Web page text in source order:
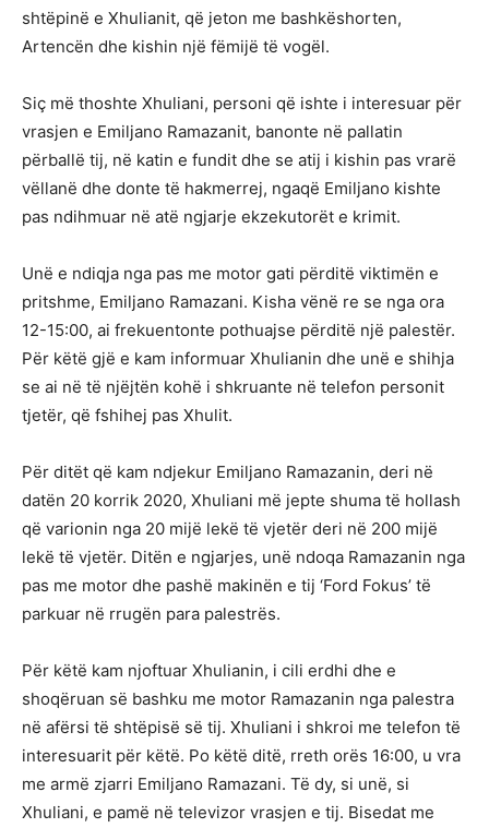
shtëpinë e Xhulianit, që jeton me bashkëshorten,
Artencën dhe kishin një fëmijë të vogël.
Siç më thoshte Xhuliani, personi që ishte i interesuar për
vrasjen e Emiljano Ramazanit, banonte në pallatin
përballë tij, në katin e fundit dhe se atij i kishin pas vrarë
vëllanë dhe donte të hakmerrej, ngaqë Emiljano kishte
pas ndihmuar në atë ngjarje ekzekutorët e krimit.
Unë e ndiqja nga pas me motor gati përditë viktimën e
pritshme, Emiljano Ramazani. Kisha vënë re se nga ora
12-15:00, ai frekuentonte pothuajse përditë një palestër.
Për këtë gjë e kam informuar Xhulianin dhe unë e shihja
se ai në të njëjtën kohë i shkruante në telefon personit
tjetër, që fshihej pas Xhulit.
Për ditët që kam ndjekur Emiljano Ramazanin, deri në
datën 20 korrik 2020, Xhuliani më jepte shuma të hollash
që varionin nga 20 mijë lekë të vjetër deri në 200 mijë
lekë të vjetër. Ditën e ngjarjes, unë ndoqa Ramazanin nga
pas me motor dhe pashë makinën e tij ‘Ford Fokus’ të
parkuar në rrugën para palestrës.
Për këtë kam njoftuar Xhulianin, i cili erdhi dhe e
shoqëruan së bashku me motor Ramazanin nga palestra
në afërsi të shtëpisë së tij. Xhuliani i shkroi me telefon të
interesuarit për këtë. Po këtë ditë, rreth orës 16:00, u vra
me armë zjarri Emiljano Ramazani. Të dy, si unë, si
Xhuliani, e pamë në televizor vrasjen e tij. Bisedat me